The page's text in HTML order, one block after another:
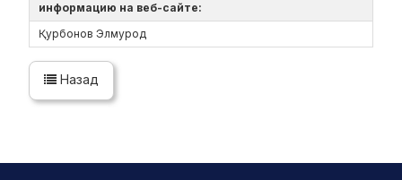
информацию на веб-сайте:
Қурбонов Элмурод
Назад